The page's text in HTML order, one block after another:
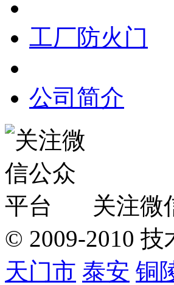
工厂防火门
公司简介
关注微
© 2009-2010 技
天门市 泰安 铜